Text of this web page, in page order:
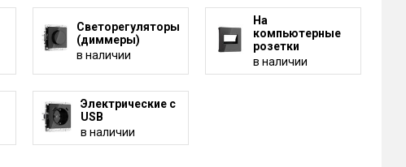
Светорегуляторы
(диммеры)
в наличии
На
компьютерные
розетки
в наличии
Электрические с
USB
в наличии